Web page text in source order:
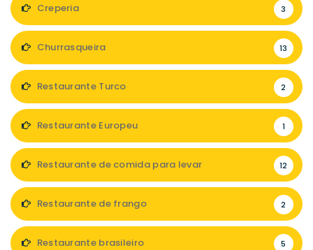
Creperia 3
Churrasqueira 13
Restaurante Turco 2
Restaurante Europeu 1
Restaurante de comida para levar 12
Restaurante de frango 2
Restaurante brasileiro 5